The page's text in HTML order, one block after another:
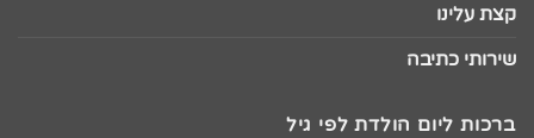
קצת עלינו
שירותי כתיבה
ברכות ליום הולדת לפי גיל